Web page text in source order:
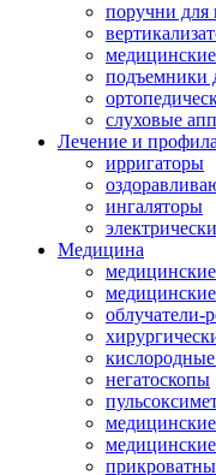
поручни для
подъемники
слуховые
Лечение и
ирригаторы
ингаляторы
Медицина
облучатели-
негатоскопы